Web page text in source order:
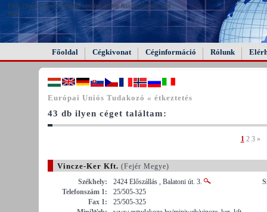
FAIL (the browser should render some flash content, not
this).
Főoldal Cégkivonat Céginformáció Rólunk
Európai Uniós Tudakozó « étkeztetés
43 db ilyen céget találtam:
1 2 3 »
Vincze-Ker Kft. (Fejér Megye)
Székhely:
2424 Előszállás , Balatoni út. 3.
Telefonszám 1:
25/505-325
Fax 1:
25/505-325